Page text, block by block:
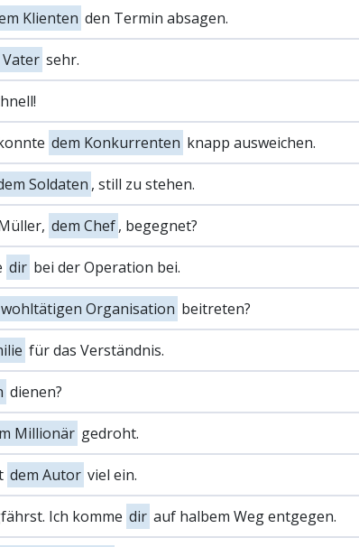
Klienten den Termin absagen.
sehr.
dem Konkurrenten knapp ausweichen.
Soldaten , still zu stehen.
dem Chef , begegnet?
dir bei der Operation bei.
Organisation beitreten?
für das Verständnis.
dienen?
Millionär gedroht.
dem Autor viel ein.
Ich komme dir auf halbem Weg entgegen.